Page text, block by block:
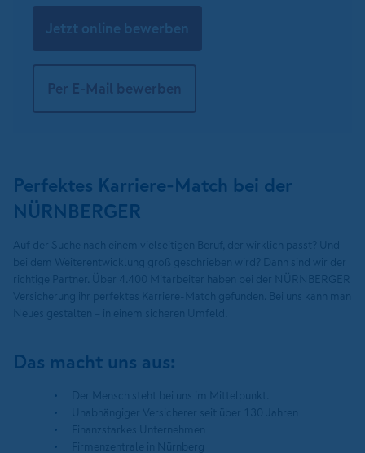
Jetzt online bewerben
Per E-Mail bewerben
Perfektes Karriere-Match bei der
NÜRNBERGER
Das macht uns aus: